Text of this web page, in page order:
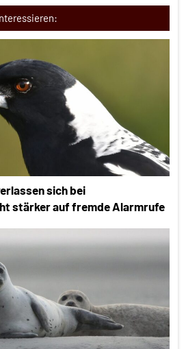
sich bei
stärker auf fremde Alarmrufe